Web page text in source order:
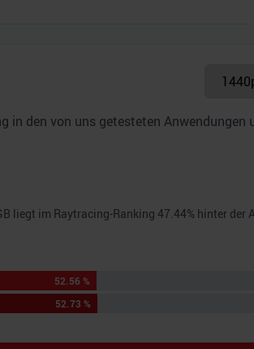
in den von uns getesteten Anwendungen
liegt im Raytracing-Ranking 47.44% hinter der
52.56 %
52.73 %